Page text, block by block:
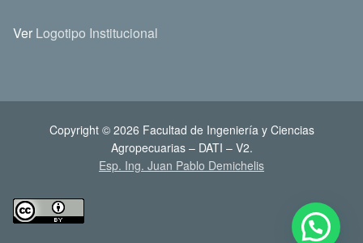
Ver Logotipo Institucional
Copyright © 2026 Facultad de Ingeniería y Ciencias
Agropecuarias – DATI – V2.
Esp. Ing. Juan Pablo Demichelis